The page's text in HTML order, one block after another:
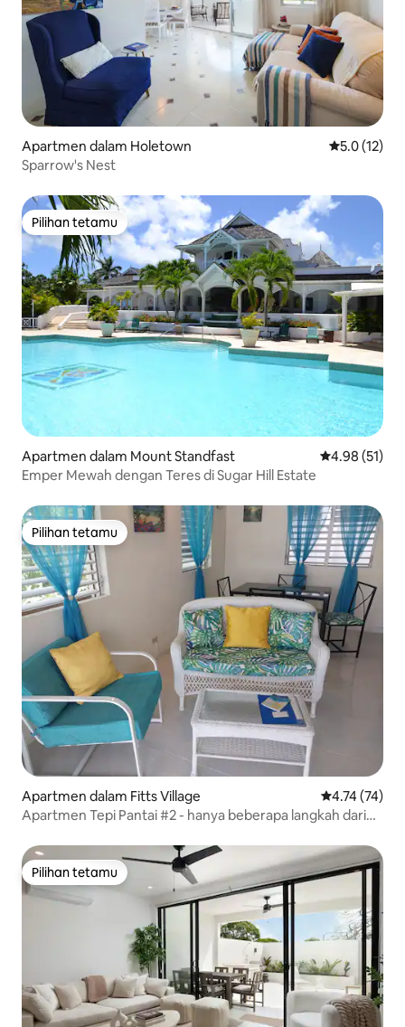
Apartmen dalam Holetown Penarafan
5.0 (12)
Sparrow's Nest
Pilihan tetamu
Pilihan tetamu
Apartmen dalam Mount Standfast Penarafan
4.98 (51)
Emper Mewah dengan Teres di Sugar Hill Estate
Pilihan tetamu
Pilihan tetamu
Apartmen dalam Fitts Village Penarafan
4.74 (74)
Apartmen Tepi Pantai #2 - hanya beberapa langkah dari
Pilihan tetamu
Pilihan tetamu